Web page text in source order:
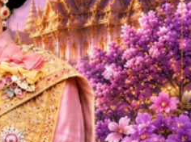
Next